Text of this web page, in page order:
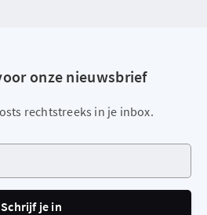
onze nieuwsbrief
rechtstreeks in je inbox.
Schrijf je in